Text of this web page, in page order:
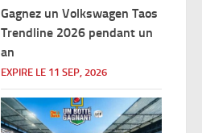
Gagnez un Volkswagen Taos
Trendline 2026 pendant un
an
EXPIRE LE 11 SEP, 2026